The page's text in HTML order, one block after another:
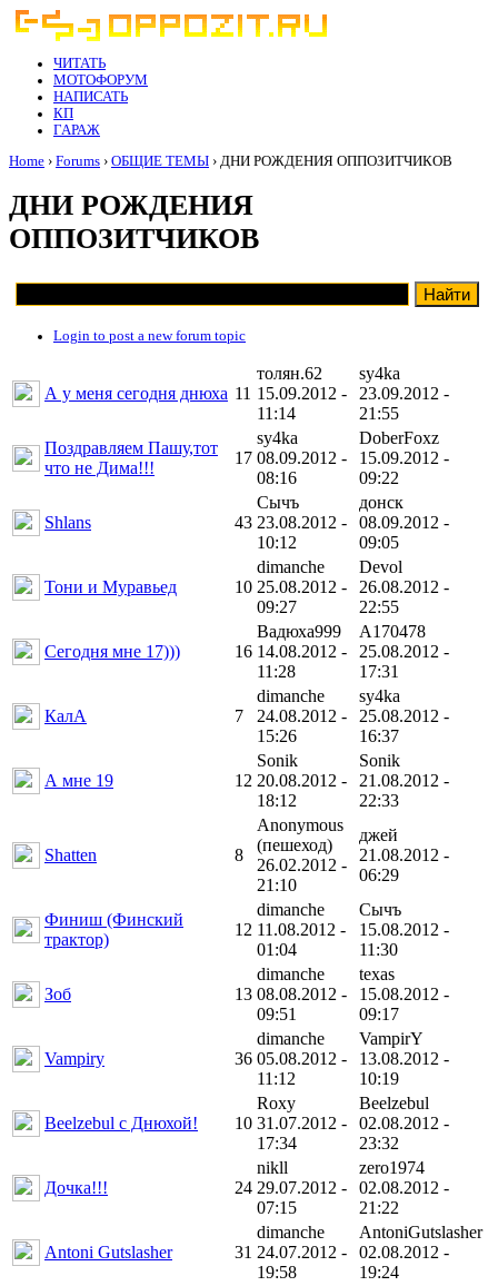
ЧИТАТЬ
МОТОФОРУМ
НАПИСАТЬ
КП
ГАРАЖ
Home › Forums › ОБЩИЕ ТЕМЫ › ДНИ РОЖДЕНИЯ ОППОЗИТЧИКОВ
ДНИ РОЖДЕНИЯ
ОППОЗИТЧИКОВ
Login to post a new forum topic
А у меня сегодня днюха 11
толян.62
15.09.2012 -
11:14
sy4ka
23.09.2012 -
21:55
Поздравляем Пашу,тот
что не Дима!!!
17
sy4ka
08.09.2012 -
08:16
DoberFoxz
15.09.2012 -
09:22
Shlans 43
Сычъ
23.08.2012 -
10:12
донск
08.09.2012 -
09:05
Тони и Муравьед 10
dimanche
25.08.2012 -
09:27
Devol
26.08.2012 -
22:55
Сегодня мне 17))) 16
Вадюха999
14.08.2012 -
11:28
A170478
25.08.2012 -
17:31
КалА 7
dimanche
24.08.2012 -
15:26
sy4ka
25.08.2012 -
16:37
А мне 19 12
Sonik
20.08.2012 -
18:12
Sonik
21.08.2012 -
22:33
Shatten 8
Anonymous
(пешеход)
26.02.2012 -
21:10
джей
21.08.2012 -
06:29
Финиш (Финский
трактор)
12
dimanche
11.08.2012 -
01:04
Сычъ
15.08.2012 -
11:30
Зоб 13
dimanche
08.08.2012 -
09:51
texas
15.08.2012 -
09:17
Vampiry 36
dimanche
05.08.2012 -
11:12
VampirY
13.08.2012 -
10:19
Beelzebul с Днюхой! 10
Roxy
31.07.2012 -
17:34
Beelzebul
02.08.2012 -
23:32
Дочка!!! 24
nikll
29.07.2012 -
07:15
zero1974
02.08.2012 -
21:22
Antoni Gutslasher 31
dimanche
24.07.2012 -
19:58
AntoniGutslasher
02.08.2012 -
19:24